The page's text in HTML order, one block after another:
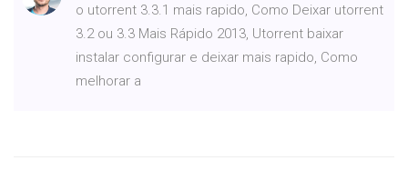
o utorrent 3.3.1 mais rapido, Como Deixar utorrent
3.2 ou 3.3 Mais Rápido 2013, Utorrent baixar
instalar configurar e deixar mais rapido, Como
melhorar a